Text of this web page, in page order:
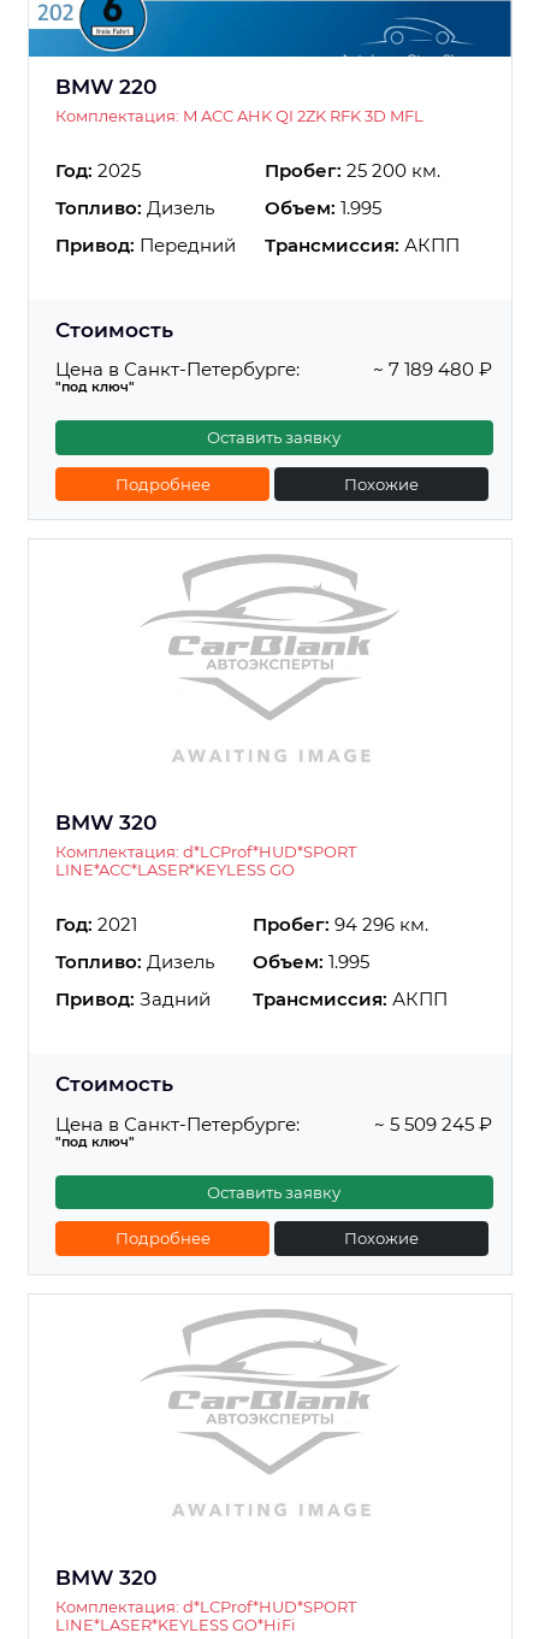
BMW 220
Комплектация: M ACC AHK QI 2ZK RFK 3D MFL
Год: 2025 Пробег: 25 200 км.
Топливо: Дизель Объем: 1.995
Привод: Передний Трансмиссия: АКПП
Стоимость
Цена в Санкт-Петербурге:
"под ключ"
~ 7 189 480 ₽
Оставить заявку
Подробнее Похожие
BMW 320
Комплектация: d*LCProf*HUD*SPORT
LINE*ACC*LASER*KEYLESS GO
Год: 2021 Пробег: 94 296 км.
Топливо: Дизель Объем: 1.995
Привод: Задний Трансмиссия: АКПП
Стоимость
Цена в Санкт-Петербурге:
"под ключ"
~ 5 509 245 ₽
Оставить заявку
Подробнее Похожие
BMW 320
Комплектация: d*LCProf*HUD*SPORT
LINE*LASER*KEYLESS GO*HiFi